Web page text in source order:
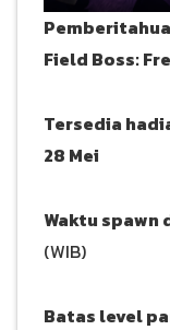
Field Boss:
Tersedia
28 Mei
Waktu spawn
(WIB)
Batas level